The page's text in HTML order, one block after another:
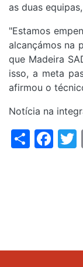
as duas
"Estamos
alcançámos na
que Madeira
isso, a meta
afirmou o
Notícia na
Share